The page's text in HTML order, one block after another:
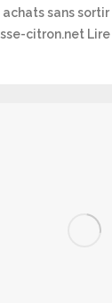
sans
citron.net